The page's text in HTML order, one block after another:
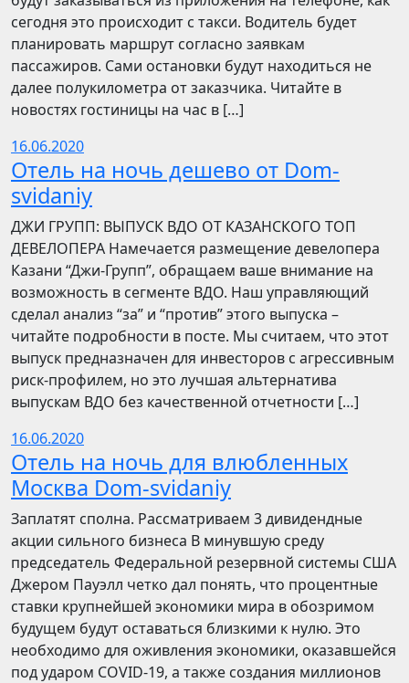
сегодня это происходит с такси. Водитель будет
планировать маршрут согласно заявкам
пассажиров. Сами остановки будут находиться не
далее полукилометра от заказчика. Читайте в
новостях гостиницы на час в […]
16.06.2020
Отель на ночь дешево от Dom-
svidaniy
​​ДЖИ ГРУПП: ВЫПУСК ВДО ОТ КАЗАНСКОГО ТОП
ДЕВЕЛОПЕРА Намечается размещение девелопера
Казани “Джи-Групп”, обращаем ваше внимание на
возможность в сегменте ВДО. Наш управляющий
сделал анализ “за” и “против” этого выпуска –
читайте подробности в посте. Мы считаем, что этот
выпуск предназначен для инвесторов с агрессивным
риск-профилем, но это лучшая альтернатива
выпускам ВДО без качественной отчетности […]
16.06.2020
Отель на ночь для влюбленных
Москва Dom-svidaniy
Заплатят сполна. Рассматриваем 3 дивидендные
акции сильного бизнеса В минувшую среду
председатель Федеральной резервной системы США
Джером Пауэлл четко дал понять, что процентные
ставки крупнейшей экономики мира в обозримом
будущем будут оставаться близкими к нулю. Это
необходимо для оживления экономики, оказавшейся
под ударом COVID-19, а также создания миллионов